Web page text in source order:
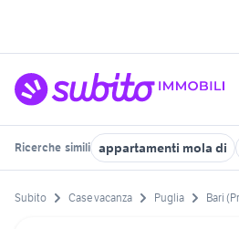
Ricerche simili appartamenti mola di
Subito Case vacanza Puglia Bari